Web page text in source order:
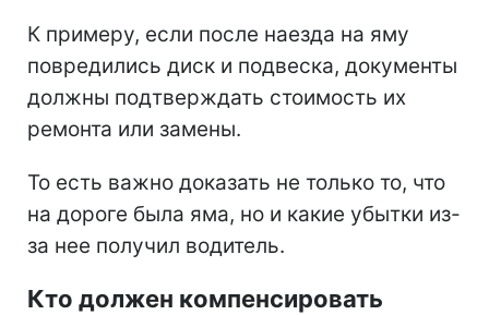
К примеру, если после наезда на яму
повредились диск и подвеска, документы
должны подтверждать стоимость их
ремонта или замены.
То есть важно доказать не только то, что
на дороге была яма, но и какие убытки из-
за нее получил водитель.
Кто должен компенсировать